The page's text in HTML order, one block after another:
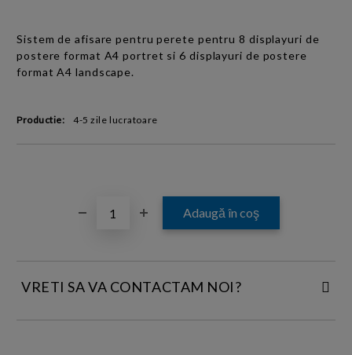
Sistem de afisare pentru perete pentru 8 displayuri de
postere format A4 portret si6 displayuri de postere
format A4 landscape.
Productie: 4-5 zile lucratoare
VRETI SA VA CONTACTAM NOI?